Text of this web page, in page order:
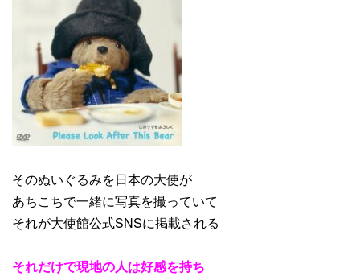
そのぬいぐるみを日本の大使が
あちこちで一緒に写真を撮っていて
それが大使館公式SNSに掲載される
それだけで現地の人は好感を持ち